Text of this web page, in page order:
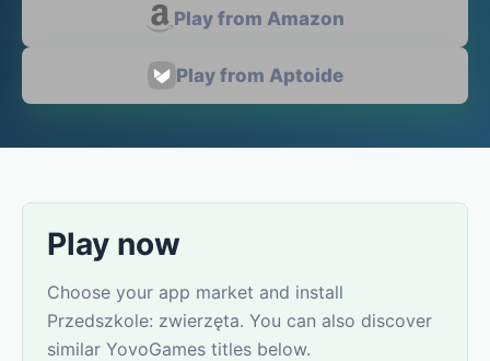
Play from Amazon
Play from Aptoide
Play now
Choose your app market and install
Przedszkole: zwierzęta. You can also discover
similar YovoGames titles below.